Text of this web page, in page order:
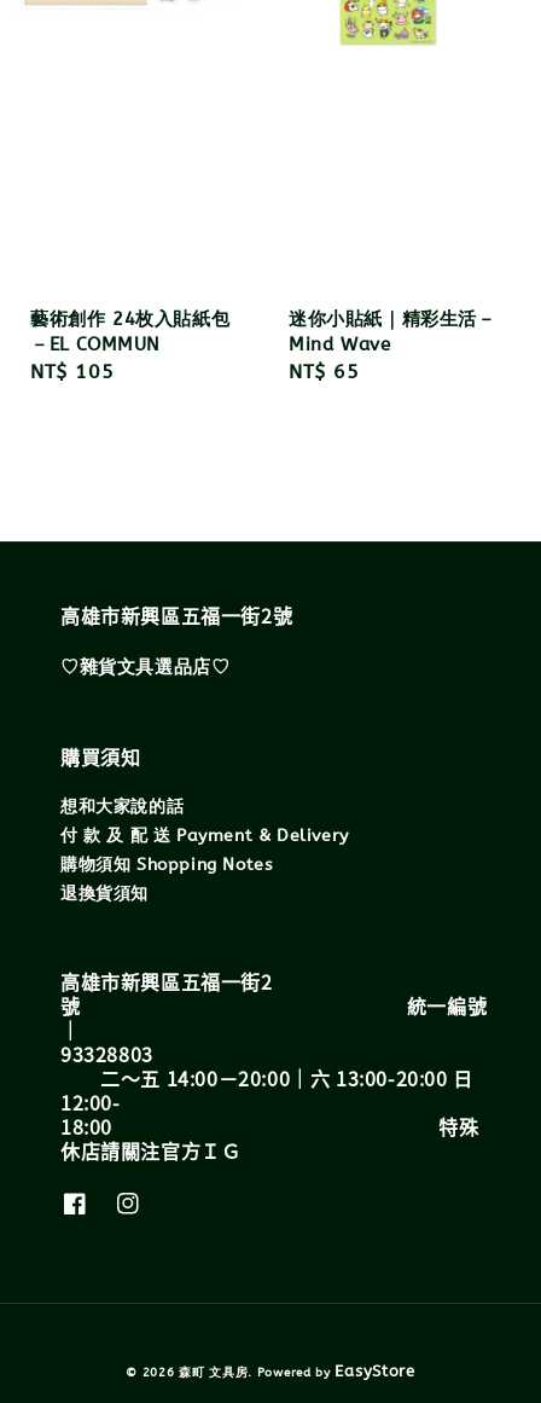
藝術創作 24枚入貼紙包
－EL COMMUN
Regular
NT$ 105
迷你小貼紙｜精彩生活－
Mind Wave
Regular
NT$ 65
高雄市新興區五福一街2號
♡雜貨文具選品店♡
購買須知
想和大家說的話
付 款 及 配 送 Payment & Delivery
購物須知 Shopping Notes
退換貨須知
高雄市新興區五福一街2
號 統一編號
｜
93328803
二～五 14:00－20:00｜六 13:00-20:00 日
12:00-
18:00 特殊
休店請關注官方ＩＧ
© 2026 森町 文具房. Powered by EasyStore